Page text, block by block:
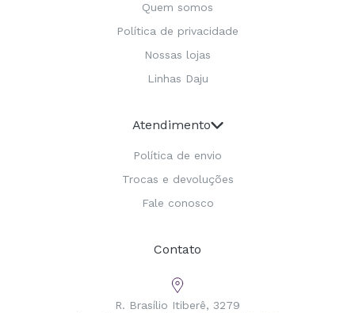
Quem somos
Política de privacidade
Nossas lojas
Linhas Daju
Atendimento
Política de envio
Trocas e devoluções
Fale conosco
Contato
R. Brasílio Itiberê, 3279